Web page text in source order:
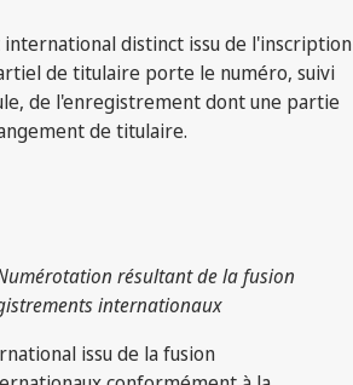
distinct issu de l'inscription
de titulaire porte le numéro, suivi
de l'enregistrement dont une partie
de titulaire.
résultant de la fusion
internationaux
issu de la fusion